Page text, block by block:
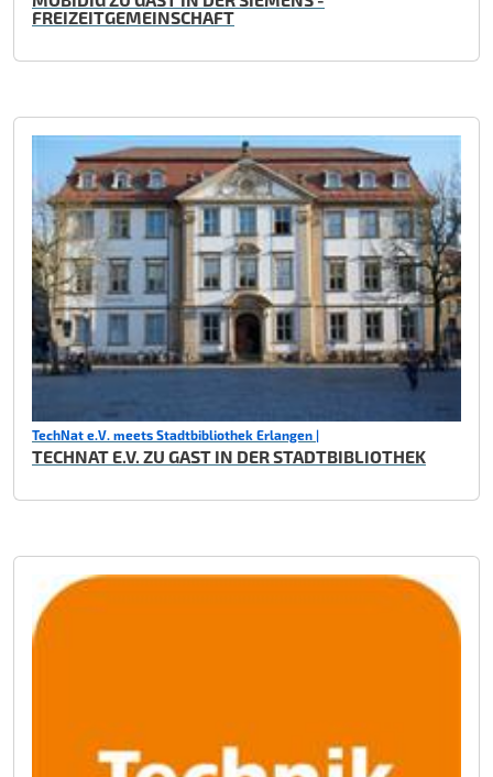
FREIZEITGEMEINSCHAFT
TechNat e.V. meets Stadtbibliothek Erlangen |
TECHNAT E.V. ZU GAST IN DER STADTBIBLIOTHEK